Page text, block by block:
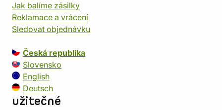
Jak balíme zásilky
Reklamace a vrácení
Sledovat objednávku
Česká republika
Slovensko
English
Deutsch
užitečné